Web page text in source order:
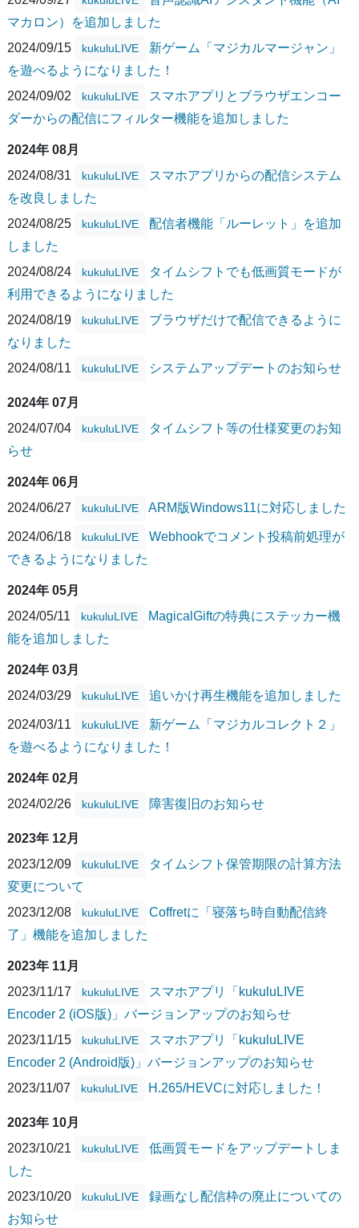
マカロン）を追加しました
2024/09/15
kukuluLIVE
新ゲーム「マジカルマージャン」
を遊べるようになりました！
2024/09/02
kukuluLIVE
スマホアプリとブラウザエンコー
ダーからの配信にフィルター機能を追加しました
2024年 08月
2024/08/31
kukuluLIVE
スマホアプリからの配信システム
を改良しました
2024/08/25
kukuluLIVE
配信者機能「ルーレット」を追加
しました
2024/08/24
kukuluLIVE
タイムシフトでも低画質モードが
利用できるようになりました
2024/08/19
kukuluLIVE
ブラウザだけで配信できるように
なりました
2024/08/11
kukuluLIVE システムアップデートのお知らせ
2024年 07月
2024/07/04
kukuluLIVE
タイムシフト等の仕様変更のお知
らせ
2024年 06月
2024/06/27
kukuluLIVE ARM版Windows11に対応しました
2024/06/18 kukuluLIVE
Webhookでコメント投稿前処理が
できるようになりました
2024年 05月
2024/05/11
kukuluLIVE
MagicalGiftの特典にステッカー機
能を追加しました
2024年 03月
2024/03/29
kukuluLIVE 追いかけ再生機能を追加しました
2024/03/11 kukuluLIVE
新ゲーム「マジカルコレクト２」
を遊べるようになりました！
2024年 02月
2024/02/26
kukuluLIVE 障害復旧のお知らせ
2023年 12月
2023/12/09
kukuluLIVE
タイムシフト保管期限の計算方法
変更について
2023/12/08
kukuluLIVE
Coffretに「寝落ち時自動配信終
了」機能を追加しました
2023年 11月
2023/11/17
kukuluLIVE
スマホアプリ「kukuluLIVE
Encoder 2 (iOS版)」バージョンアップのお知らせ
2023/11/15
kukuluLIVE
スマホアプリ「kukuluLIVE
Encoder 2 (Android版)」バージョンアップのお知らせ
2023/11/07
kukuluLIVE H.265/HEVCに対応しました！
2023年 10月
2023/10/21
kukuluLIVE
低画質モードをアップデートしま
した
2023/10/20
kukuluLIVE
録画なし配信枠の廃止についての
お知らせ